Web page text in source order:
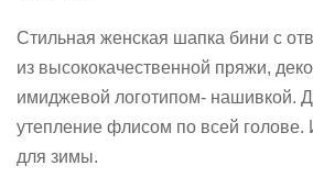
Стильная женская шапка бини с
из высококачественной пряжи,
имиджевой логотипом- нашивкой.
утепление флисом по всей голове.
для зимы.